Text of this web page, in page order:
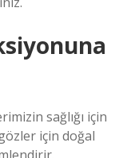
sağlığı için
için doğal